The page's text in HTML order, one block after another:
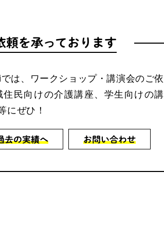
頼を承っております
は、ワークショップ・講演会のご依
民向けの介護講座、学生向けの講
にぜひ！
去の実績へ お問い合わせ